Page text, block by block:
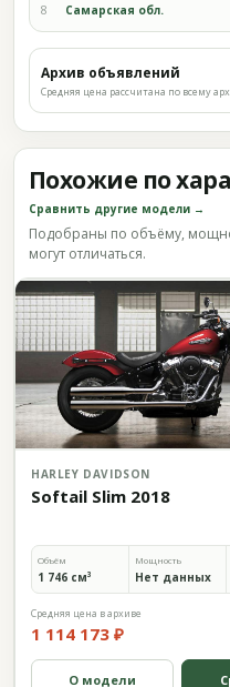
8 Самарская обл.
Архив объявлений
Средняя цена рассчитана по всему
Похожие по
Сравнить другие модели →
Подобраны по объёму,
могут отличаться.
HARLEY DAVIDSON
Softail Slim 2018
Объём
1 746 см³
Мощность
Нет данных
Средняя цена в архиве
1 114 173 ₽
О модели